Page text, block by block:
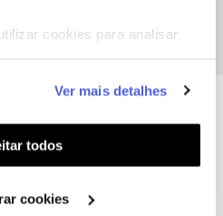
cookies para analisar
personalização e
aos seus interesses
Pode gerir a
em "Configurar
Ver mais detalhes
todos
cookies
julho